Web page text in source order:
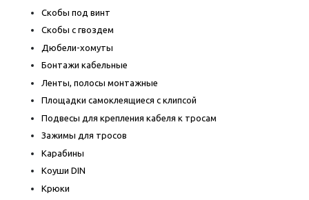
Скобы под винт
Скобы с гвоздем
Дюбели-хомуты
Бонтажи кабельные
Ленты, полосы монтажные
Площадки самоклеящиеся с клипсой
Подвесы для крепления кабеля к тросам
Зажимы для тросов
Карабины
Коуши DIN
Крюки